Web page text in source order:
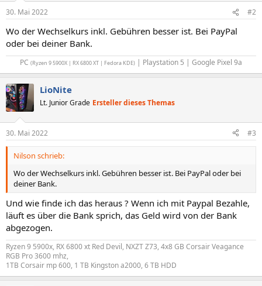
30. Mai 2022 #2
Wo der Wechselkurs inkl. Gebühren besser ist. Bei PayPal
oder bei deiner Bank.
PC (Ryzen 9 5900X | RX 6800 XT | Fedora KDE) | Playstation 5 | Google Pixel 9a​
LioNite
Lt. Junior Grade Ersteller dieses Themas
30. Mai 2022 #3
Nilson schrieb:
Wo der Wechselkurs inkl. Gebühren besser ist. Bei PayPal oder bei
deiner Bank.
Und wie finde ich das heraus ? Wenn ich mit Paypal Bezahle,
läuft es über die Bank sprich, das Geld wird von der Bank
abgezogen.
Ryzen 9 5900x, RX 6800 xt Red Devil, NXZT Z73, 4x8 GB Corsair Veagance
RGB Pro 3600 mhz,
1TB Corsair mp 600, 1 TB Kingston a2000, 6 TB HDD